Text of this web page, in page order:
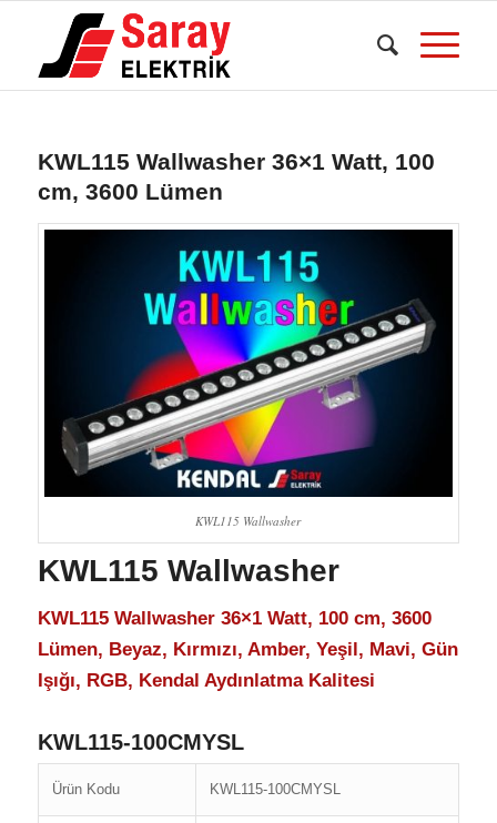
KWL115 Wallwasher 36×1 Watt, 100
cm, 3600 Lümen
KWL115 Wallwasher
KWL115 Wallwasher
KWL115 Wallwasher 36×1 Watt, 100 cm, 3600
Lümen, Beyaz, Kırmızı, Amber, Yeşil, Mavi, Gün
Işığı, RGB, Kendal Aydınlatma Kalitesi
KWL115-100CMYSL
Ürün Kodu KWL115-100CMYSL